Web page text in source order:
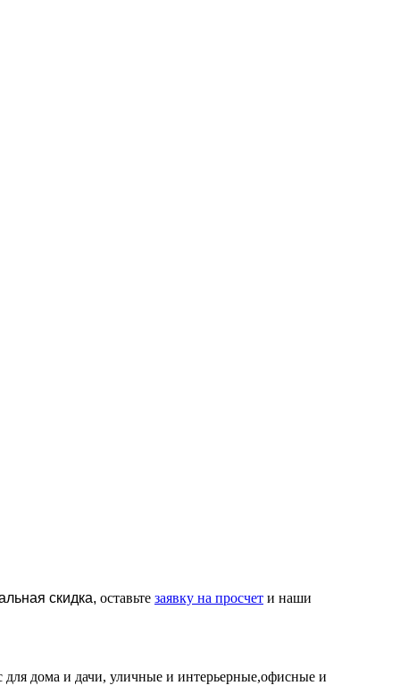
скидка, оставьте заявку на просчет и наши
дома и дачи, уличные и интерьерные,офисные и